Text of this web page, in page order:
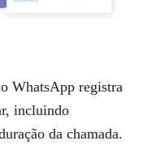
WhatsApp registra
incluindo
da chamada.